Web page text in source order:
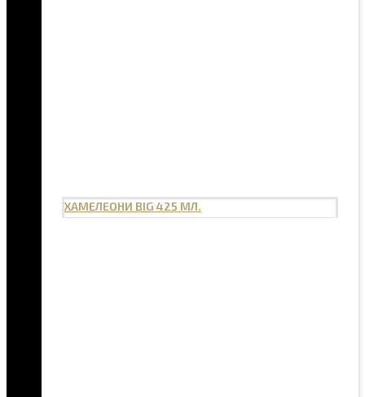
ХАМЕЛЕОНИ BIG 425 МЛ.